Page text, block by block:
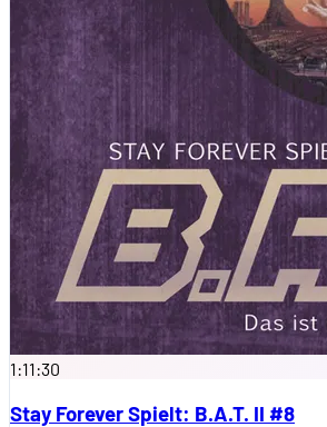
1:11:30
Stay Forever Spielt: B.A.T. II #8